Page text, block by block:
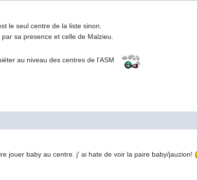
le seul centre de la liste sinon.
sa presence et celle de Malzieu.
au niveau des centres de l'ASM
jouer baby au centre. j' ai hate de voir la paire baby/jauzion!